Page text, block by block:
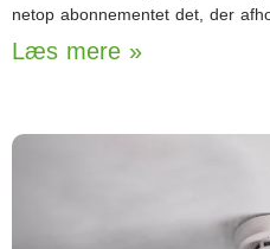
netop abonnementet det, der
Læs mere »